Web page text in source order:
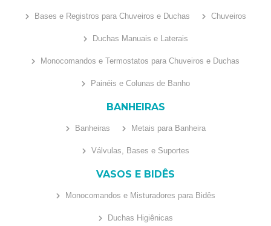
Bases e Registros para Chuveiros e Duchas Chuveiros
Duchas Manuais e Laterais
Monocomandos e Termostatos para Chuveiros e Duchas
Painéis e Colunas de Banho
BANHEIRAS
Banheiras Metais para Banheira
Válvulas, Bases e Suportes
VASOS E BIDÊS
Monocomandos e Misturadores para Bidês
Duchas Higiênicas